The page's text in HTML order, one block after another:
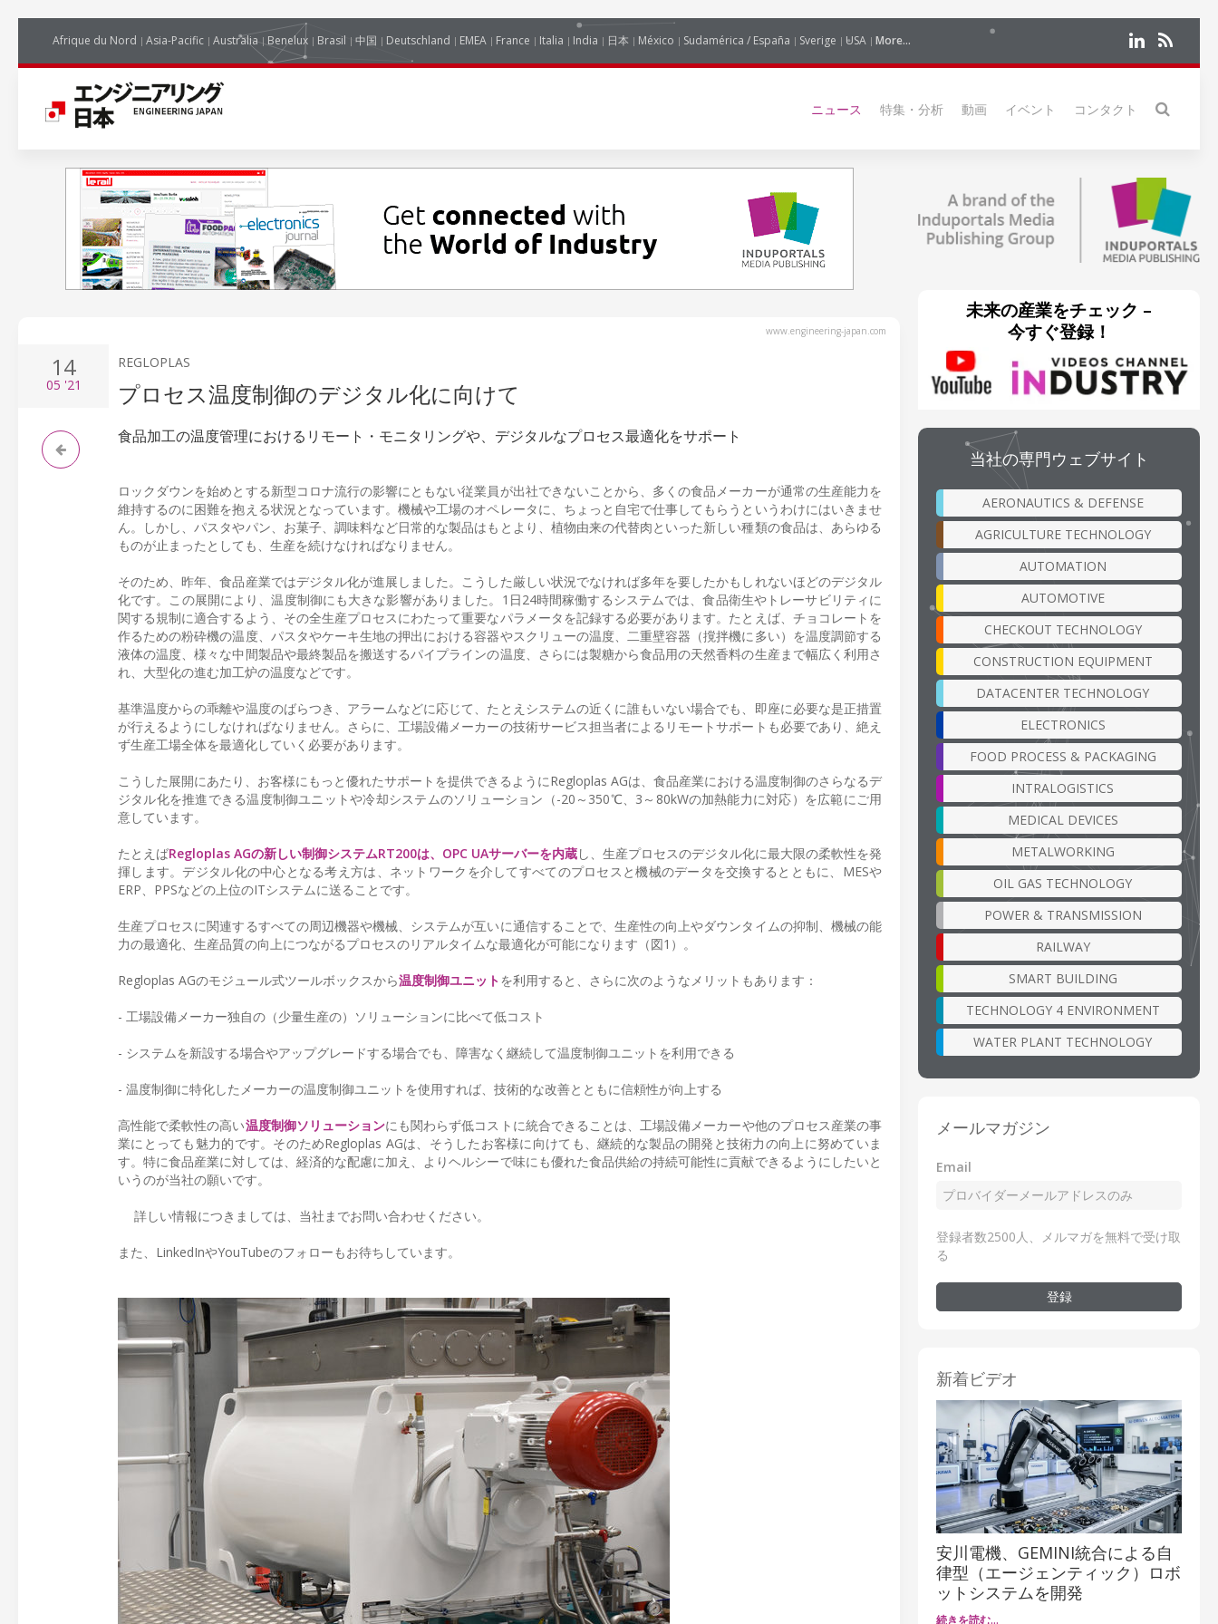
Afrique du Nord Asia-Pacific Australia Benelux Brasil 中国 Deutschland EMEA France Italia India 日本 México Sudamérica / España Sverige USA More...
ニュース 特集・分析 動画 イベント コンタクト
www.engineering-japan.com
14
05 '21
REGLOPLAS
プロセス温度制御のデジタル化に向けて
食品加工の温度管理におけるリモート・モニタリングや、デジタルなプロセス最適化をサポート
ロックダウンを始めとする新型コロナ流行の影響にともない従業員が出社できないことから、多くの食品メーカーが通常の生産能力を
維持するのに困難を抱える状況となっています。機械や工場のオペレータに、ちょっと自宅で仕事してもらうというわけにはいきませ
ん。しかし、パスタやパン、お菓子、調味料など日常的な製品はもとより、植物由来の代替肉といった新しい種類の食品は、あらゆる
ものが止まったとしても、生産を続けなければなりません。
そのため、昨年、食品産業ではデジタル化が進展しました。こうした厳しい状況でなければ多年を要したかもしれないほどのデジタル
化です。この展開により、温度制御にも大きな影響がありました。1日24時間稼働するシステムでは、食品衛生やトレーサビリティに
関する規制に適合するよう、その全生産プロセスにわたって重要なパラメータを記録する必要があります。たとえば、チョコレートを
作るための粉砕機の温度、パスタやケーキ生地の押出における容器やスクリューの温度、二重壁容器（撹拌機に多い）を温度調節する
液体の温度、様々な中間製品や最終製品を搬送するパイプラインの温度、さらには製糖から食品用の天然香料の生産まで幅広く利用さ
れ、大型化の進む加工炉の温度などです。
基準温度からの乖離や温度のばらつき、アラームなどに応じて、たとえシステムの近くに誰もいない場合でも、即座に必要な是正措置
が行えるようにしなければなりません。さらに、工場設備メーカーの技術サービス担当者によるリモートサポートも必要であり、絶え
ず生産工場全体を最適化していく必要があります。
こうした展開にあたり、お客様にもっと優れたサポートを提供できるようにRegloplas AGは、食品産業における温度制御のさらなるデ
ジタル化を推進できる温度制御ユニットや冷却システムのソリューション（-20～350℃、3～80kWの加熱能力に対応）を広範にご用
意しています。
たとえばRegloplas AGの新しい制御システムRT200は、OPC UAサーバーを内蔵し、生産プロセスのデジタル化に最大限の柔軟性を発
揮します。デジタル化の中心となる考え方は、ネットワークを介してすべてのプロセスと機械のデータを交換するとともに、MESや
ERP、PPSなどの上位のITシステムに送ることです。
生産プロセスに関連するすべての周辺機器や機械、システムが互いに通信することで、生産性の向上やダウンタイムの抑制、機械の能
力の最適化、生産品質の向上につながるプロセスのリアルタイムな最適化が可能になります（図1）。
Regloplas AGのモジュール式ツールボックスから温度制御ユニットを利用すると、さらに次のようなメリットもあります：
- 工場設備メーカー独自の（少量生産の）ソリューションに比べて低コスト
- システムを新設する場合やアップグレードする場合でも、障害なく継続して温度制御ユニットを利用できる
- 温度制御に特化したメーカーの温度制御ユニットを使用すれば、技術的な改善とともに信頼性が向上する
高性能で柔軟性の高い温度制御ソリューションにも関わらず低コストに統合できることは、工場設備メーカーや他のプロセス産業の事
業にとっても魅力的です。そのためRegloplas AGは、そうしたお客様に向けても、継続的な製品の開発と技術力の向上に努めていま
す。特に食品産業に対しては、経済的な配慮に加え、よりヘルシーで味にも優れた食品供給の持続可能性に貢献できるようにしたいと
いうのが当社の願いです。
詳しい情報につきましては、当社までお問い合わせください。
また、LinkedInやYouTubeのフォローもお待ちしています。
未来の産業をチェック –
今すぐ登録！
当社の専門ウェブサイト
AERONAUTICS & DEFENSE
AGRICULTURE TECHNOLOGY
AUTOMATION
AUTOMOTIVE
CHECKOUT TECHNOLOGY
CONSTRUCTION EQUIPMENT
DATACENTER TECHNOLOGY
ELECTRONICS
FOOD PROCESS & PACKAGING
INTRALOGISTICS
MEDICAL DEVICES
METALWORKING
OIL GAS TECHNOLOGY
POWER & TRANSMISSION
RAILWAY
SMART BUILDING
TECHNOLOGY 4 ENVIRONMENT
WATER PLANT TECHNOLOGY
メールマガジン
Email
登録者数2500人、メルマガを無料で受け取
る
登録
新着ビデオ
安川電機、GEMINI統合による自
律型（エージェンティック）ロボ
ットシステムを開発
続きを読む…